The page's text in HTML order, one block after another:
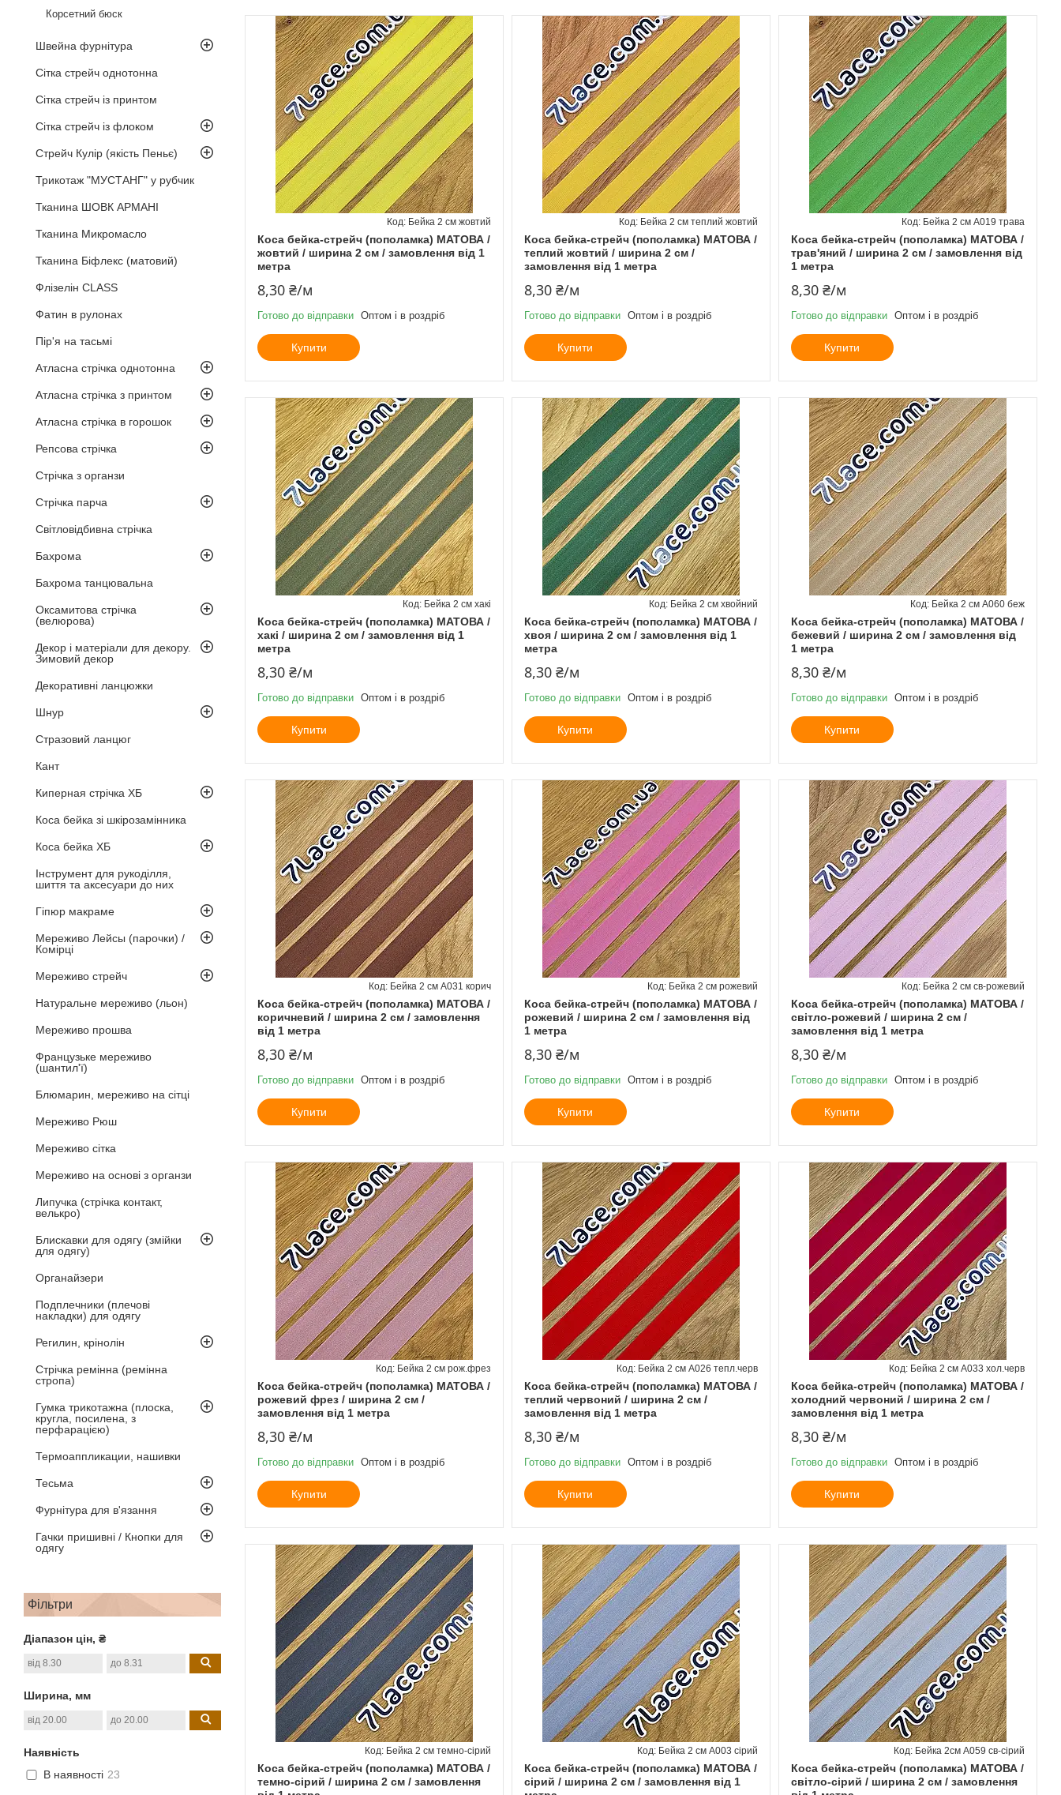
Корсетний бюск
Швейна фурнітура
Сітка стрейч однотонна
Сітка стрейч із принтом
Сітка стрейч із флоком
Стрейч Кулір (якість Пеньє)
Трикотаж "МУСТАНГ" у рубчик
Тканина ШОВК АРМАНІ
Тканина Микромасло
Тканина Біфлекс (матовий)
Флізелін CLASS
Фатин в рулонах
Пір'я на тасьмі
Атласна стрічка однотонна
Атласна стрічка з принтом
Атласна стрічка в горошок
Репсова стрічка
Стрічка з органзи
Стрічка парча
Світловідбивна стрічка
Бахрома
Бахрома танцювальна
Оксамитова стрічка
(велюрова)
Декор і матеріали для декору.
Зимовий декор
Декоративні ланцюжки
Шнур
Стразовий ланцюг
Кант
Киперная стрічка ХБ
Коса бейка зі шкірозамінника
Коса бейка ХБ
Інструмент для рукоділля,
шиття та аксесуари до них
Гіпюр макраме
Мереживо Лейсы (парочки) /
Комірці
Мереживо стрейч
Натуральне мереживо (льон)
Мереживо прошва
Французьке мереживо
(шантил'ї)
Блюмарин, мереживо на сітці
Мереживо Рюш
Мереживо сітка
Мереживо на основі з органзи
Липучка (стрічка контакт,
велькро)
Блискавки для одягу (змійки
для одягу)
Органайзери
Подплечники (плечові
накладки) для одягу
Регилин, крінолін
Стрічка ремінна (ремінна
стропа)
Гумка трикотажна (плоска,
кругла, посилена, з
перфарацією)
Термоаппликации, нашивки
Тесьма
Фурнітура для в'язання
Гачки пришивні / Кнопки для
одягу
Фільтри
Діапазон цін, ₴
Ширина, мм
Наявність
В наявності 23
Коса бейка-стрейч (пополамка) МАТОВА /
жовтий / ширина 2 см / замовлення від 1
метра
Бейка 2 см жовтий
8,30 ₴/м
Готово до відправки Оптом і в роздріб
Купити
Коса бейка-стрейч (пополамка) МАТОВА /
теплий жовтий / ширина 2 см /
замовлення від 1 метра
Бейка 2 см теплий жовтий
8,30 ₴/м
Готово до відправки Оптом і в роздріб
Купити
Коса бейка-стрейч (пополамка) МАТОВА /
трав'яний / ширина 2 см / замовлення від
1 метра
Бейка 2 см А019 трава
8,30 ₴/м
Готово до відправки Оптом і в роздріб
Купити
Коса бейка-стрейч (пополамка) МАТОВА /
хакі / ширина 2 см / замовлення від 1
метра
Бейка 2 см хакі
8,30 ₴/м
Готово до відправки Оптом і в роздріб
Купити
Коса бейка-стрейч (пополамка) МАТОВА /
хвоя / ширина 2 см / замовлення від 1
метра
Бейка 2 см хвойний
8,30 ₴/м
Готово до відправки Оптом і в роздріб
Купити
Коса бейка-стрейч (пополамка) МАТОВА /
бежевий / ширина 2 см / замовлення від
1 метра
Бейка 2 см А060 беж
8,30 ₴/м
Готово до відправки Оптом і в роздріб
Купити
Коса бейка-стрейч (пополамка) МАТОВА /
коричневий / ширина 2 см / замовлення
від 1 метра
Бейка 2 см А031 корич
8,30 ₴/м
Готово до відправки Оптом і в роздріб
Купити
Коса бейка-стрейч (пополамка) МАТОВА /
рожевий / ширина 2 см / замовлення від
1 метра
Бейка 2 см рожевий
8,30 ₴/м
Готово до відправки Оптом і в роздріб
Купити
Коса бейка-стрейч (пополамка) МАТОВА /
світло-рожевий / ширина 2 см /
замовлення від 1 метра
Бейка 2 см св-рожевий
8,30 ₴/м
Готово до відправки Оптом і в роздріб
Купити
Коса бейка-стрейч (пополамка) МАТОВА /
рожевий фрез / ширина 2 см /
замовлення від 1 метра
Бейка 2 см рож.фрез
8,30 ₴/м
Готово до відправки Оптом і в роздріб
Купити
Коса бейка-стрейч (пополамка) МАТОВА /
теплий червоний / ширина 2 см /
замовлення від 1 метра
Бейка 2 см А026 тепл.черв
8,30 ₴/м
Готово до відправки Оптом і в роздріб
Купити
Коса бейка-стрейч (пополамка) МАТОВА /
холодний червоний / ширина 2 см /
замовлення від 1 метра
Бейка 2 см А033 хол.черв
8,30 ₴/м
Готово до відправки Оптом і в роздріб
Купити
Коса бейка-стрейч (пополамка) МАТОВА /
темно-сірий / ширина 2 см / замовлення
Бейка 2 см темно-сірий
Коса бейка-стрейч (пополамка) МАТОВА /
сірий / ширина 2 см / замовлення від 1
Бейка 2 см А003 сірий
Коса бейка-стрейч (пополамка) МАТОВА /
світло-сірий / ширина 2 см / замовлення
Бейка 2см А059 св-сірий